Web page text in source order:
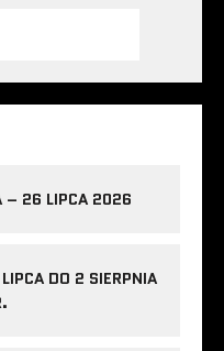
– 26 LIPCA 2026
DO 2 SIERPNIA